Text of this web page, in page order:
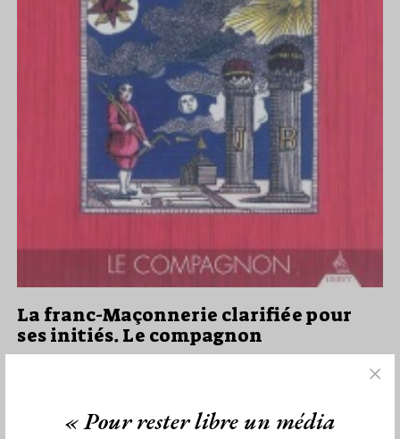
La franc-Maçonnerie clarifiée pour
ses initiés. Le compagnon
Par Jiri Pragman
Le temps passe et le Blog Maçonnique n'avait pas encore livré
« Pour rester libre un média